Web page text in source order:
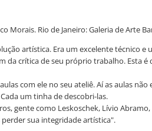
Morais. Rio de Janeiro: Galeria de Arte
artística. Era um excelente técnico
crítica de seu próprio trabalho. Esta
com ele no seu ateliê. Aí as aulas
um tinha de descobri-las.
gente como Leskoschek, Lívio
sua integridade artística".